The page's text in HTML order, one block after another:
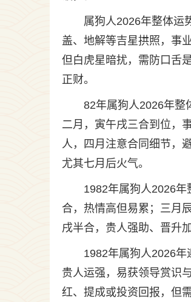
属狗人2026年整体运
盖、地解等吉星拱照，事
但白虎星暗扰，需防口舌
正财。
82年属狗人2026年整
二月，寅午戌三合到位，
人，四月注意合同细节，
尤其七月后火气。
1982年属狗人2026年
合，热情高但易累；三月
戌半合，贵人强助、晋升
1982年属狗人2026年
贵人运强，易获领导赏识
红、提成或投资回报，但